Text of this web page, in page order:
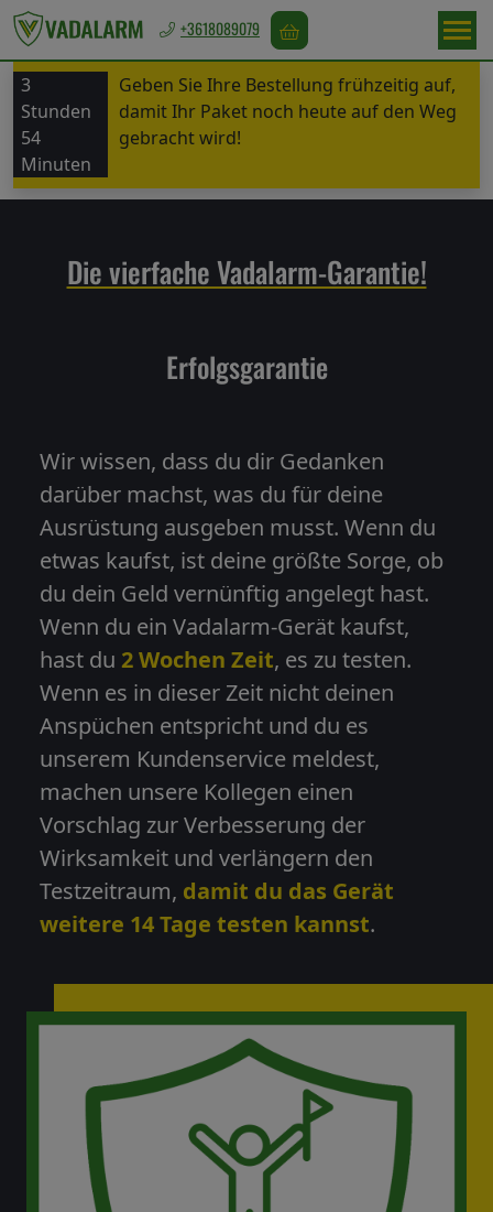
Österreich
EUR
Wildabwehr
Maulwurfabwehr
Elektrozaun
Solarmodul
GPS-
Überwachung
Zubehör
Unsere
+3618089079
3
Stunden
54
Minuten
Geben Sie Ihre Bestellung frühzeitig auf,
damit Ihr Paket noch heute auf den Weg
gebracht wird!
Die vierfache Vadalarm-Garantie!
Erfolgsgarantie
Wir wissen, dass du dir Gedanken
darüber machst, was du für deine
Ausrüstung ausgeben musst. Wenn du
etwas kaufst, ist deine größte Sorge, ob
du dein Geld vernünftig angelegt hast.
Wenn du ein Vadalarm-Gerät kaufst,
hast du 2 Wochen Zeit, es zu testen.
Wenn es in dieser Zeit nicht deinen
Anspüchen entspricht und du es
unserem Kundenservice meldest,
machen unsere Kollegen einen
Vorschlag zur Verbesserung der
Wirksamkeit und verlängern den
Testzeitraum, damit du das Gerät
weitere 14 Tage testen kannst.